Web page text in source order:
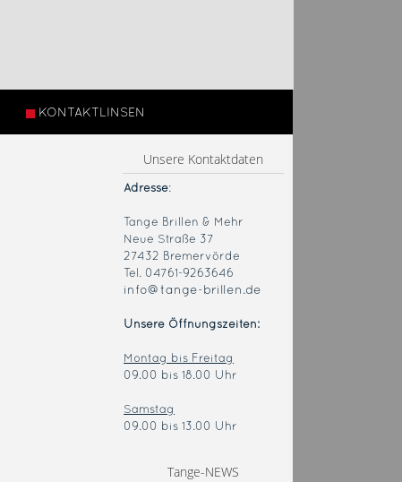
KONTAKTLINSEN
Unsere Kontaktdaten
Adresse:
Tange Brillen & Mehr
Neue Straße 37
27432 Bremervörde
Tel. 04761-9263646
info@tange-brillen.de
Unsere Öffnungszeiten:
Montag bis Freitag
09.00 bis 18.00 Uhr
Samstag
09.00 bis 13.00 Uhr
Tange-NEWS